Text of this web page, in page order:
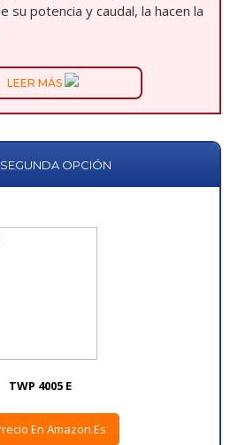
su potencia y caudal, la hacen la
LEER MÁS
SEGUNDA OPCIÓN
TWP 4005 E
En Amazon.es